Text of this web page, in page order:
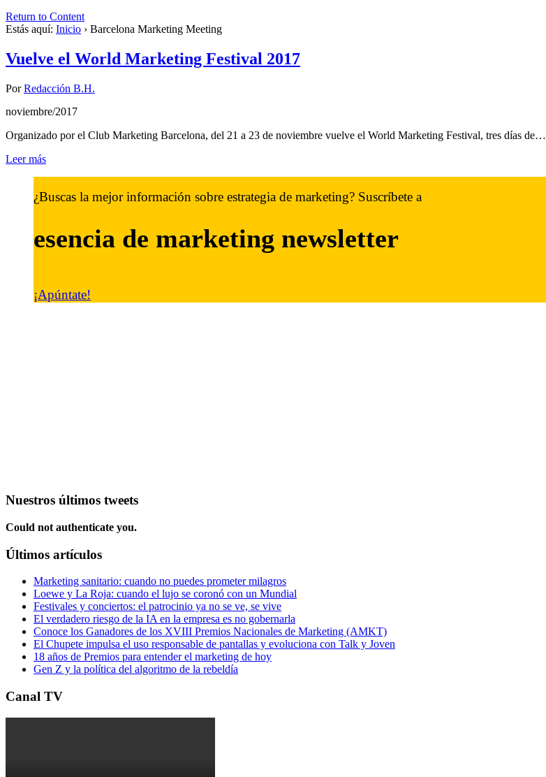
Return to Content
Estás aquí: Inicio › Barcelona Marketing Meeting
Vuelve el World Marketing Festival 2017
PorRedacción B.H.
noviembre/2017
Organizado por el Club Marketing Barcelona, del 21 a 23 de noviembre vuelve el World Marketing Festival, tres días de…
Leer más
¿Buscas la mejor información sobre estrategia de marketing? Suscríbete a
esencia de marketing newsletter
¡Apúntate!
Nuestros últimos tweets
Could not authenticate you.
Últimos artículos
Marketing sanitario: cuando no puedes prometer milagros
Loewe y La Roja: cuando el lujo se coronó con un Mundial
Festivales y conciertos: el patrocinio ya no se ve, se vive
El verdadero riesgo de la IA en la empresa es no gobernarla
Conoce los Ganadores de los XVIII Premios Nacionales de Marketing (AMKT)
El Chupete impulsa el uso responsable de pantallas y evoluciona con Talk y Joven
18 años de Premios para entender el marketing de hoy
Gen Z y la política del algoritmo de la rebeldía
Canal TV